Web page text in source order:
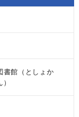
書館（としょか